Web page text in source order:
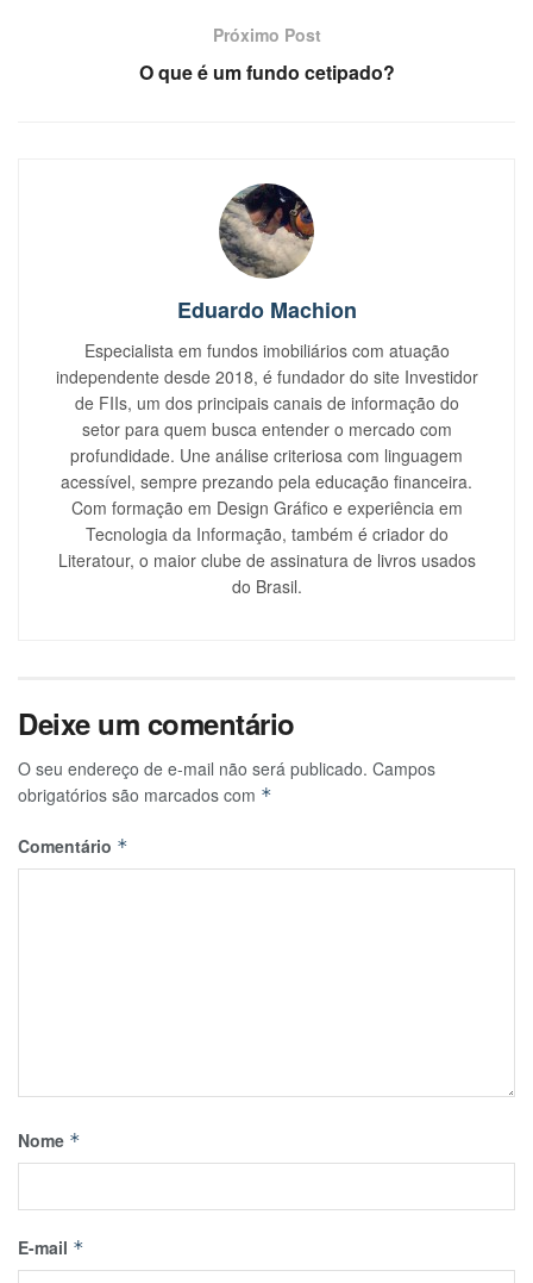
Próximo Post
O que é um fundo cetipado?
Eduardo Machion
Especialista em fundos imobiliários com atuação
independente desde 2018, é fundador do site Investidor
de FIIs, um dos principais canais de informação do
setor para quem busca entender o mercado com
profundidade. Une análise criteriosa com linguagem
acessível, sempre prezando pela educação financeira.
Com formação em Design Gráfico e experiência em
Tecnologia da Informação, também é criador do
Literatour, o maior clube de assinatura de livros usados
do Brasil.
Deixe um comentário
O seu endereço de e-mail não será publicado. Campos
obrigatórios são marcados com *
Comentário *
Nome *
E-mail *